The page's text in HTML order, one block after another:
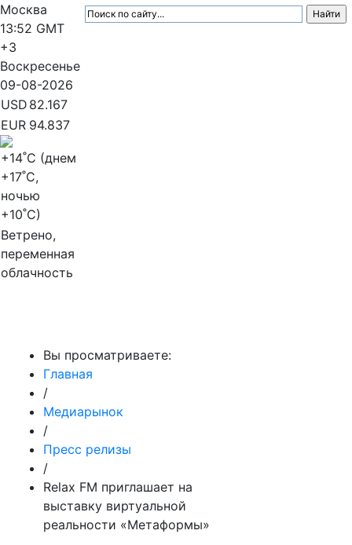
Москва
13:52 GMT
+3
Воскресенье
09-08-2026
USD 82.167
EUR 94.837
+14˚C (днем
+17˚C,
ночью
+10˚C)
Ветрено,
переменная
облачность
Вы просматриваете:
Главная
/
Медиарынок
/
Пресс релизы
/
Relax FM приглашает на
выставку виртуальной
реальности «Метаформы»